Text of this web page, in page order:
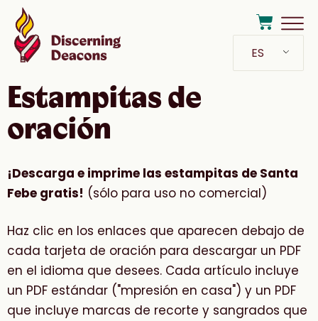
ES
Estampitas de
oración
¡Descarga e imprime las estampitas de Santa
Febe gratis! (sólo para uso no comercial)
Haz clic en los enlaces que aparecen debajo de
cada tarjeta de oración para descargar un PDF
en el idioma que desees. Cada artículo incluye
un PDF estándar ("mpresión en casa") y un PDF
que incluye marcas de recorte y sangrados que